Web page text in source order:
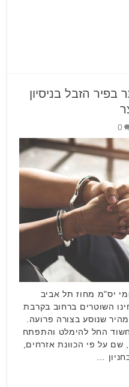
הזבל בניסיון
0
יס"מ מחוז תל אביב
השוטרים ברחוב בקרבת
שנוסע בצורה פרועה.
החל להימלט והתפתח
שם על פי הכוונת אזרחים,
…